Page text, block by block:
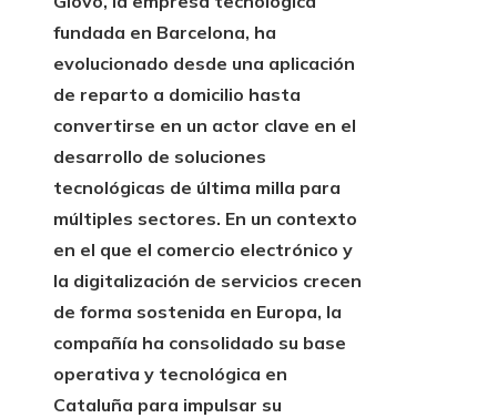
fundada en Barcelona, ha
evolucionado desde una aplicación
de reparto a domicilio hasta
convertirse en un actor clave en el
desarrollo de soluciones
tecnológicas de última milla para
múltiples sectores. En un contexto
en el que el comercio electrónico y
la digitalización de servicios crecen
de forma sostenida en Europa, la
compañía ha consolidado su base
operativa y tecnológica en
Cataluña para impulsar su